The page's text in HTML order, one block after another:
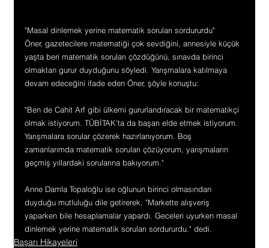
"Masal dinlemek yerine matematik soruları sordururdu"
Öner, gazetecilere matematiği çok sevdiğini, annesiyle küçük
yaşta beri matematik soruları çözdüğünü, sınavda birinci
olmaktan gurur duyduğunu söyledi. Yarışmalara katılmaya
devam edeceğini ifade eden Öner, şöyle konuştu:
"Ben de Cahit Arf gibi ülkemi gururlandıracak bir matematikçi
olmak istiyorum. TÜBİTAK'ta da başarı elde etmek istiyorum.
Yarışmalara sorular çözerek hazırlanıyorum. Boş
zamanlarımda matematik soruları çözüyorum, yarışmaların
geçmiş yıllardaki sorularına bakıyorum."
Anne Damla Topaloğlu ise oğlunun birinci olmasından
duyduğu mutluluğu dile getirerek, "Markette alışveriş
yaparken bile hesaplamalar yapardı. Geceleri uyurken masal
dinlemek yerine matematik soruları sordururdu." dedi.
Başarı Hikayeleri